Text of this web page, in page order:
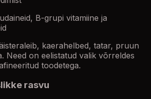
B-grupi vitamiine ja
kaerahelbed, tatar, pruun
Need on eelistatud valik võrreldes
toodetega.
rasvu